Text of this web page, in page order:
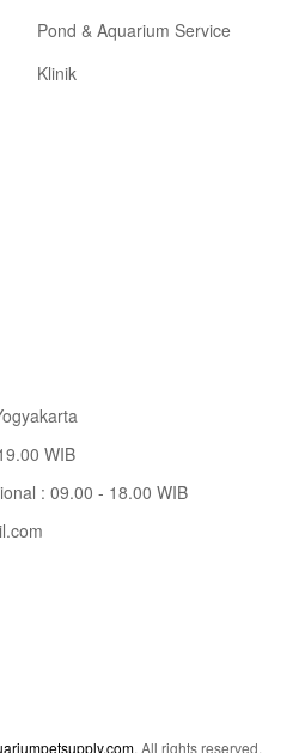
Pond & Aquarium Service
Klinik
WIB
: 09.00 - 18.00 WIB
. All rights reserved.